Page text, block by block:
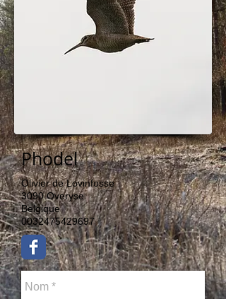
Phodel
Olivier de Lovinfosse
3090 Overyse
Belgique
0032475429697